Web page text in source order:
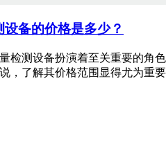
设备的价格是多少？
检测设备扮演着至关重要的角
，了解其价格范围显得尤为重